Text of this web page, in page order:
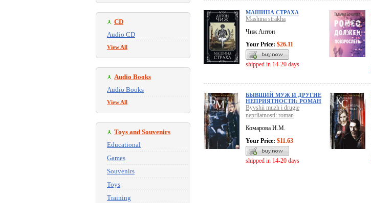
CD
Audio CD
View All
Audio Books
Audio Books
View All
Toys and Souvenirs
Educational
Games
Souvenirs
Toys
Training
МАШИНА СТРАХА
Mashina strakha
Чиж Антон
Your Price: $26.11
shipped in 14-20 days
БЫВШИЙ МУЖ И ДРУГИЕ
НЕПРИЯТНОСТИ: РОМАН
Byvshii muzh i drugie
nepriiatnosti: roman
Комарова И.М.
Your Price: $11.63
shipped in 14-20 days